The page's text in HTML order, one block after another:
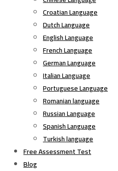
Croatian Language
Dutch Language
English Language
French Language
German Language
Italian Language
Portuguese Language
Romanian language
Russian Language
Spanish Language
Turkish language
Free Assessment Test
Blog